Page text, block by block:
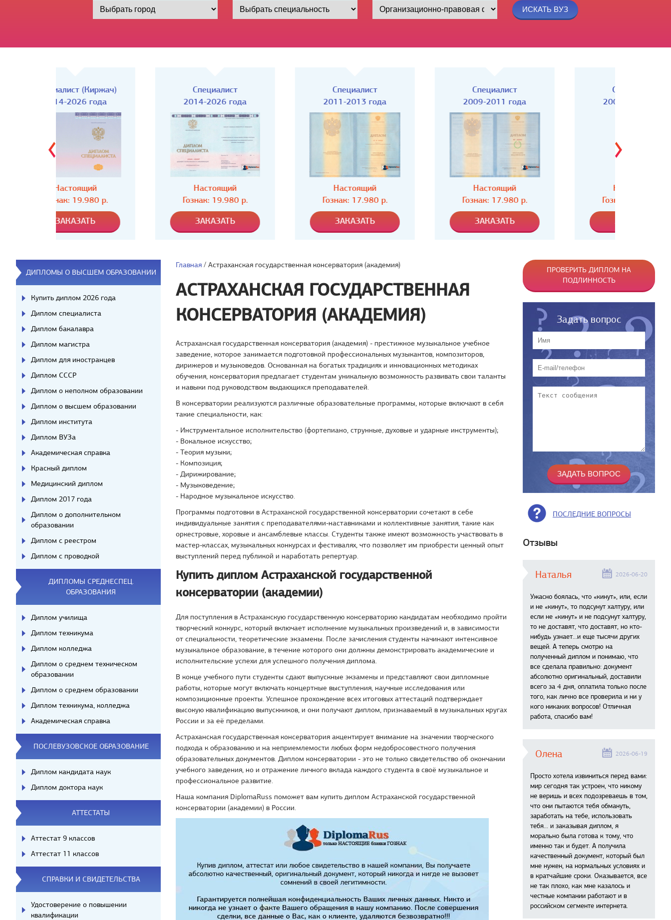
Специалист
2014-2026 года
Гознак: 19.980 р.
2011-2013 года
Гознак: 17.980 р.
2009-2011 года
Гознак: 17.980 р.
2004-2008 года
Гознак: 16.980 р.
Главная / Астраханская государственная консерватория (академия)
АСТРАХАНСКАЯ ГОСУДАРСТВЕННАЯ
КОНСЕРВАТОРИЯ (АКАДЕМИЯ)
Астраханская государственная консерватория (академия) - престижное музыкальное учебное
заведение, которое занимается подготовкой профессиональных музыкантов, композиторов,
дирижеров и музыковедов. Основанная на богатых традициях и инновационных методиках
обучения, консерватория предлагает студентам уникальную возможность развивать свои таланты
и навыки под руководством выдающихся преподавателей.
В консерватории реализуются различные образовательные программы, которые включают в себя
такие специальности, как:
- Инструментальное исполнительство (фортепиано, струнные, духовые и ударные инструменты);
- Вокальное искусство;
- Теория музыки;
- Композиция;
- Дирижирование;
- Музыковедение;
- Народное музыкальное искусство.
Программы подготовки в Астраханской государственной консерватории сочетают в себе
индивидуальные занятия с преподавателями-наставниками и коллективные занятия, такие как
оркестровые, хоровые и ансамблевые классы. Студенты также имеют возможность участвовать в
мастер-классах, музыкальных конкурсах и фестивалях, что позволяет им приобрести ценный опыт
выступлений перед публикой и наработать репертуар.
Купить диплом Астраханской государственной
консерватории (академии)
Для поступления в Астраханскую государственную консерваторию кандидатам необходимо пройти
творческий конкурс, который включает исполнение музыкальных произведений и, в зависимости
от специальности, теоретические экзамены. После зачисления студенты начинают интенсивное
музыкальное образование, в течение которого они должны демонстрировать академические и
исполнительские успехи для успешного получения диплома.
В конце учебного пути студенты сдают выпускные экзамены и представляют свои дипломные
работы, которые могут включать концертные выступления, научные исследования или
композиционные проекты. Успешное прохождение всех итоговых аттестаций подтверждает
высокую квалификацию выпускников, и они получают диплом, признаваемый в музыкальных кругах
России и за её пределами.
Астраханская государственная консерватория акцентирует внимание на значении творческого
подхода к образованию и на неприемлемости любых форм недобросовестного получения
образовательных документов. Диплом консерватории - это не только свидетельство об окончании
учебного заведения, но и отражение личного вклада каждого студента в своё музыкальное и
профессиональное развитие.
Наша компания DiplomaRuss поможет вам купить диплом Астраханской государственной
консерватории (академии) в России.
ДИПЛОМЫ О ВЫСШЕМ ОБРАЗОВАНИИ
Купить диплом 2026 года
Диплом специалиста
Диплом бакалавра
Диплом магистра
Диплом для иностранцев
Диплом СССР
Диплом о неполном образовании
Диплом о высшем образовании
Диплом института
Диплом ВУЗа
Академическая справка
Красный диплом
Медицинский диплом
Диплом 2017 года
Диплом о дополнительном
образовании
Диплом с реестром
Диплом с проводкой
ДИПЛОМЫ СРЕДНЕСПЕЦ.
ОБРАЗОВАНИЯ
Диплом училища
Диплом техникума
Диплом колледжа
Диплом о среднем техническом
образовании
Диплом о среднем образовании
Диплом техникума, колледжа
Академическая справка
ПОСЛЕВУЗОВСКОЕ ОБРАЗОВАНИЕ
Диплом кандидата наук
Диплом доктора наук
АТТЕСТАТЫ
Аттестат 9 классов
Аттестат 11 классов
СПРАВКИ И СВИДЕТЕЛЬСТВА
Удостоверение о повышении
квалификации
ПРОВЕРИТЬ ДИПЛОМ НА
ПОДЛИННОСТЬ
Задать вопрос
ПОСЛЕДНИЕ ВОПРОСЫ
Отзывы
Наталья 2026-06-20
Ужасно боялась, что «кинут», или, если
и не «кинут», то подсунут халтуру, или
если не «кинут» и не подсунут халтуру,
то не доставят, что доставят, но кто-
нибудь узнает...и еще тысячи других
вещей. А теперь смотрю на
полученный диплом и понимаю, что
все сделала правильно: документ
абсолютно оригинальный, доставили
всего за 4 дня, оплатила только после
того, как лично все проверила и ни у
кого никаких вопросов! Отличная
работа, спасибо вам!
Олена 2026-06-19
Просто хотела извиниться перед вами:
мир сегодня так устроен, что никому
не веришь и всех подозреваешь в том,
что они пытаются тебя обмануть,
заработать на тебе, использовать
тебя... и заказывая диплом, я
морально была готова к тому, что
именно так и будет. А получила
качественный документ, который был
мне нужен, на нормальных условиях и
в кратчайшие сроки. Оказывается, все
не так плохо, как мне казалось и
честные компании работают и в
российском сегменте интернета.